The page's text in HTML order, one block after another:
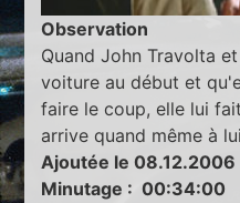
Observation
Quand John Travolta
voiture au début et
faire le coup, elle lui
arrive quand même à
Ajoutée le 08.12.2006
Minutage : 00:34:00